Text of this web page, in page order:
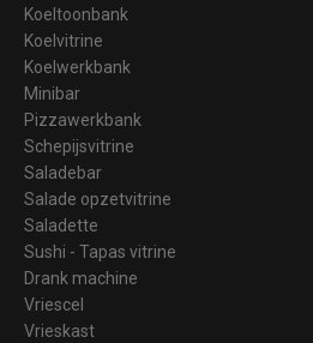
Koeltoonbank
Koelvitrine
Koelwerkbank
Minibar
Pizzawerkbank
Schepijsvitrine
Saladebar
Salade opzetvitrine
Saladette
Sushi - Tapas vitrine
Drank machine
Vriescel
Vrieskast